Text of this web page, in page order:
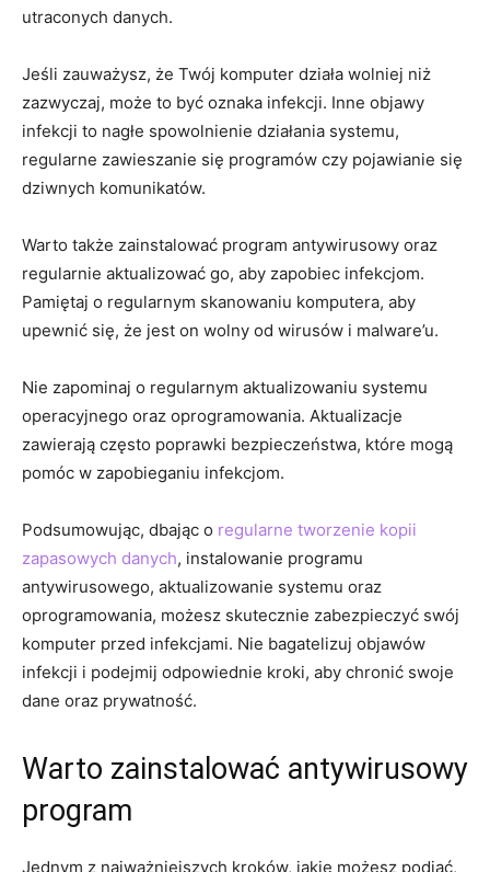
utraconych danych.
Jeśli zauważysz,​ że Twój komputer działa wolniej niż
zazwyczaj, może to być oznaka infekcji. Inne objawy
infekcji to nagłe spowolnienie działania systemu,
regularne zawieszanie‍ się programów czy pojawianie się
dziwnych komunikatów.
Warto także zainstalować‌ program antywirusowy oraz
regularnie aktualizować go, aby zapobiec infekcjom.
Pamiętaj ‍o regularnym skanowaniu komputera, aby
upewnić się, że jest on wolny od wirusów i malware’u.
Nie zapominaj⁤ o ⁣regularnym aktualizowaniu systemu
operacyjnego oraz oprogramowania. Aktualizacje
zawierają często poprawki bezpieczeństwa, które mogą
pomóc w​ zapobieganiu infekcjom.
Podsumowując, dbając o regularne tworzenie kopii
zapasowych danych, instalowanie programu
antywirusowego, aktualizowanie systemu oraz⁣
oprogramowania, możesz skutecznie zabezpieczyć swój
komputer przed infekcjami. Nie bagatelizuj ‍objawów
infekcji i podejmij odpowiednie kroki, aby chronić swoje
dane oraz prywatność.
Warto zainstalować antywirusowy
program
Jednym z najważniejszych kroków, jakie możesz ‍podjąć,